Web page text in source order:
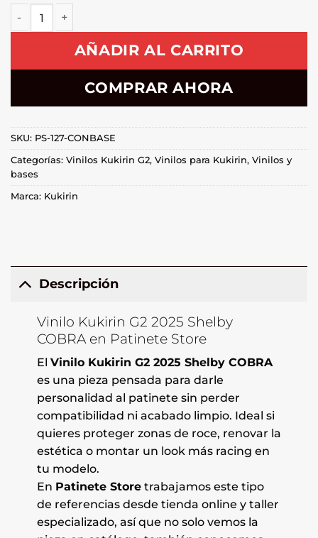
original
era:
€69,90.€49,90.
Vinilo Kukirin G2 2025 Shelby COBRA cantidad
AÑADIR AL CARRITO
COMPRAR AHORA
SKU: PS-127-CONBASE
Categorías: Vinilos Kukirin G2, Vinilos para Kukirin, Vinilos y
bases
Marca: Kukirin
Descripción
Vinilo Kukirin G2 2025 Shelby
COBRA en Patinete Store
El Vinilo Kukirin G2 2025 Shelby COBRA
es una pieza pensada para darle
personalidad al patinete sin perder
compatibilidad ni acabado limpio. Ideal si
quieres proteger zonas de roce, renovar la
estética o montar un look más racing en
tu modelo.
En Patinete Storetrabajamos este tipo
de referencias desde tienda online y taller
especializado, así que no solo vemos la